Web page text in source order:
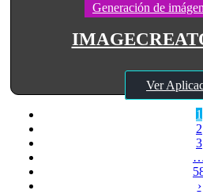
Generación de
Ver
1
2
3
›